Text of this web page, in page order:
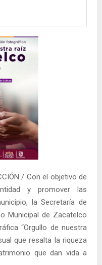
/ Con el objetivo de
y promover las
la Secretaría de
Municipal de Zacatelco
“Orgullo de nuestra
que resalta la riqueza
que dan vida a